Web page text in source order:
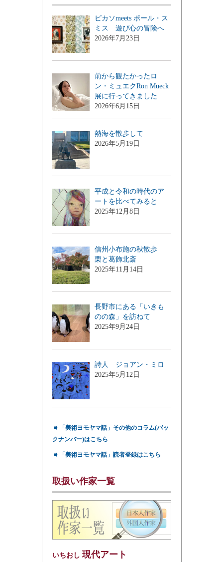
ピカソmeets ポール・ス
ミス 遊び心の冒険へ
2026年7月23日
前から観たかったロ
ン・ミュエクRon Mueck
展に行ってきました
2026年6月15日
熱海を散歩して
2026年5月19日
平成と令和の時代のア
ートを比べてみると
2025年12月8日
信州小布施の秋散歩
栗と葛飾北斎
2025年11月14日
長野市にある「いきも
のの森」を訪ねて
2025年9月24日
詩人 ジョアン・ミロ
2025年5月12日
➧
「美術ヨモヤマ話」その他のコラム(バッ
クナンバー)はこちら
➧ 「美術ヨモヤマ話」読者登録はこちら
取扱い作家一覧
いちおし 現代アート